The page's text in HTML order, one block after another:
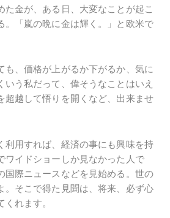
た金が、ある日、大変なことが起こ
。「嵐の晩に金は輝く。」と欧米で
も、価格が上がるか下がるか、気に
いう私だって、偉そうなことはいえ
超越して悟りを開くなど、出来ませ
利用すれば、経済の事にも興味を持
ワイドショーしか見なかった人で
国際ニュースなどを見始める。世の
。そこで得た見聞は、将来、必ず心
れます。